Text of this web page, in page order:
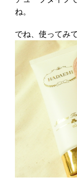
ね。
でね、使ってみ